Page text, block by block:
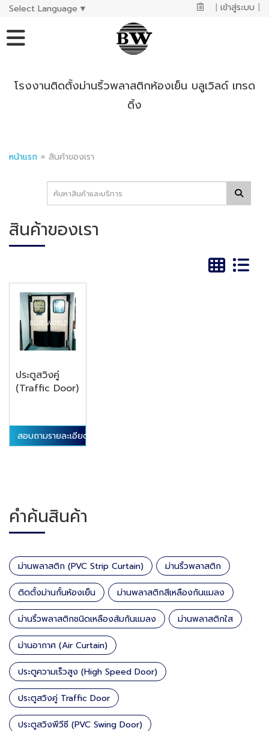
Select Language ▼ | เข้าสู่ระบบ |
โรงงานติดตั้งม่านริ้วพลาสติกห้องเย็น บลูเวิลด์ เทรด
ดิ้ง
หน้าแรก » สินค้าของเรา
สินค้าของเรา
ประตูสวิงคู่
(Traffic Door)
สอบถามรายละเอียดสินค้า
คำค้นสินค้า
ม่านพลาสติก (PVC Strip Curtain) ม่านริ้วพลาสติก
ติดตั้งม่านกั้นห้องเย็น ม่านพลาสติกสีเหลืองกันแมลง
ม่านริ้วพลาสติกชนิดเหลืองส้มกันแมลง ม่านพลาสติกใส
ม่านอากาศ (Air Curtain)
ประตูความเร็วสูง (High Speed Door)
ประตูสวิงคู่ Traffic Door
ประตูสวิงพีวีซี (PVC Swing Door)